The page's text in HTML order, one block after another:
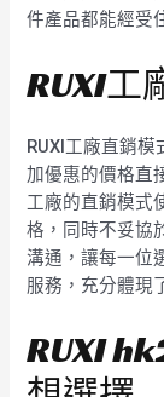
件產品都能經受
RUXI工
RUXI工廠直銷
加優惠的價格直
工廠的直銷模式
格，同時不妥協
溝通，讓每一位
服務，充分體現
RUXI